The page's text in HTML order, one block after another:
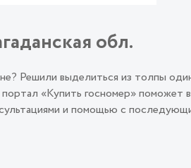
обл.
Решили выделиться из толпы
«Купить госномер» поможет
и помощью с